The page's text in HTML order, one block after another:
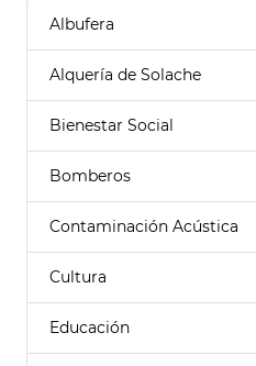
Albufera
Alquería de Solache
Bienestar Social
Bomberos
Contaminación Acústica
Cultura
Educación